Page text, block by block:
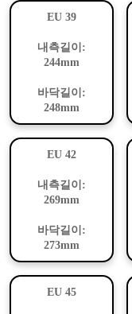
EU 39
내측길이:
244mm
바닥길이:
248mm
EU 42
내측길이:
269mm
바닥길이:
273mm
EU 45